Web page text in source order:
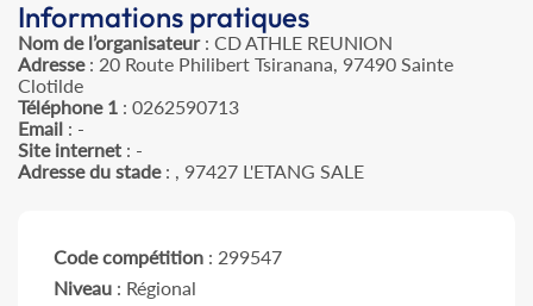
Informations pratiques
Nom de l’organisateur: CD ATHLE REUNION
Adresse: 20 Route Philibert Tsiranana, 97490 Sainte
Clotilde
Téléphone 1 : 0262590713
Email : -
Site internet : -
Adresse du stade: , 97427 L'ETANG SALE
Code compétition : 299547
Niveau : Régional